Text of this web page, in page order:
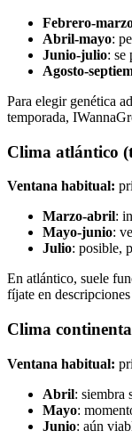
Febrero-
Abril-mayo:
Junio-julio: se
Agosto-
Para elegir genética
temporada,
Clima atlántico
Ventana habitual:
Marzo-abril:
Mayo-junio:
Julio: posible,
En atlántico, suele
fíjate en
Clima
Ventana habitual:
Abril: siembra
Mayo:
Junio: aún